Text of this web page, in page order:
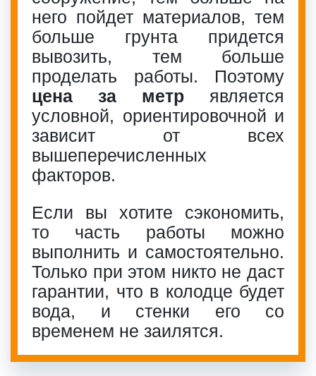
него пойдет материалов, тем
больше грунта придется
вывозить, тем больше
проделать работы. Поэтому
цена за метр является
условной, ориентировочной и
зависит от всех
вышеперечисленных
факторов.
Если вы хотите сэкономить,
то часть работы можно
выполнить и самостоятельно.
Только при этом никто не даст
гарантии, что в колодце будет
вода, и стенки его со
временем не заилятся.